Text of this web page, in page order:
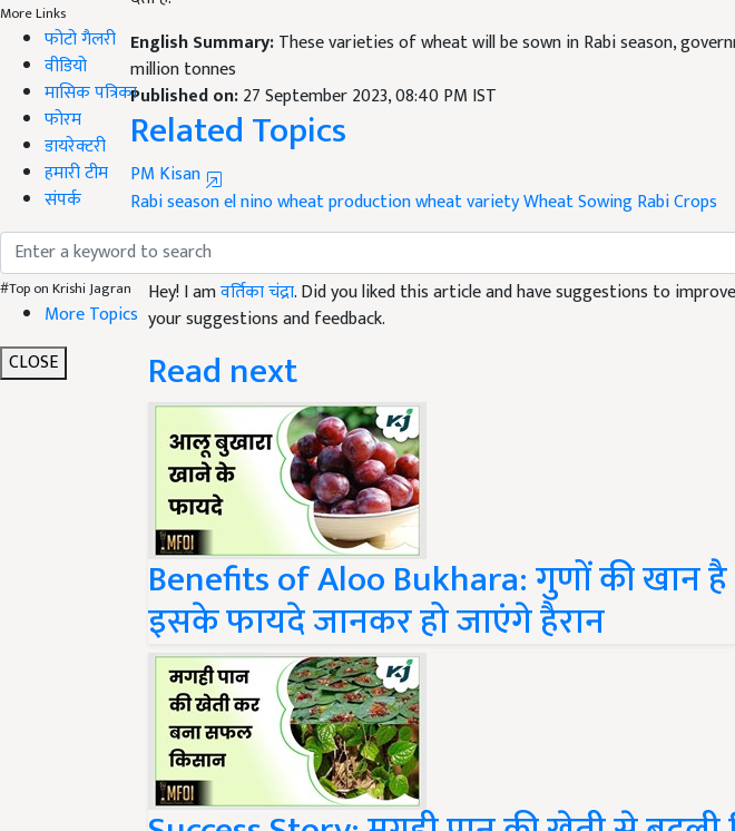
More Links
फोटो गैलरी
वीडियो
मासिक पत्रिका
फोरम
डायरेक्टरी
हमारी टीम
संपर्क
#Top on Krishi Jagran
More Topics
CLOSE
million tonnes
Published on:
Related Topics
PM Kisan
Rabi season
Like this article?
Hey! I amवर्तिका चंद्रा. Did you liked this article and have suggestions to
your suggestions and feedback.
Read next
Benefits of Aloo Bukhara: गुणों की खान
इसके फायदे जानकर हो जाएंगे हैरान
Success Story: मगही पान की खेती से